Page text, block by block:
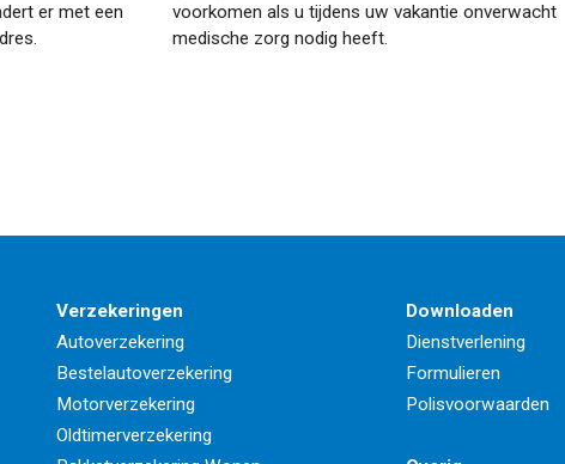
er met een
voorkomen als u tijdens uw vakantie onverwacht
medische zorg nodig heeft.
Verzekeringen
Autoverzekering
Bestelautoverzekering
Motorverzekering
Oldtimerverzekering
Downloaden
Dienstverlening
Formulieren
Polisvoorwaarden